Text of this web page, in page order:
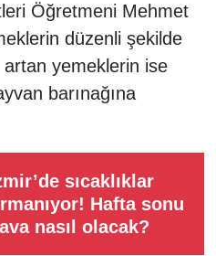
Öğretmeni Mehmet
düzenli şekilde
artan yemeklerin ise
barınağına
sıcaklıklar
Hafta sonu
nasıl olacak?